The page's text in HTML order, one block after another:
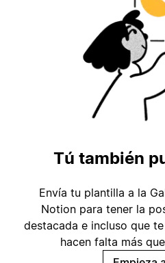
Tú también
Envía tu plantilla a la
Notion para tener la
destacada e incluso que
hacen falta más